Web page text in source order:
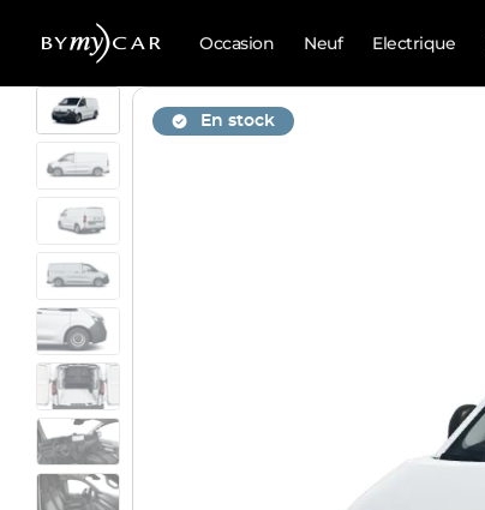
Occasion Neuf Electrique
En stock